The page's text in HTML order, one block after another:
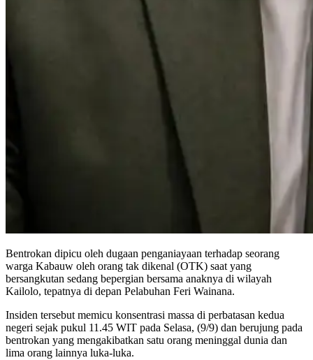
Bentrokan dipicu oleh dugaan penganiayaan terhadap seorang
warga Kabauw oleh orang tak dikenal (OTK) saat yang
bersangkutan sedang bepergian bersama anaknya di wilayah
Kailolo, tepatnya di depan Pelabuhan Feri Wainana.
Insiden tersebut memicu konsentrasi massa di perbatasan kedua
negeri sejak pukul 11.45 WIT pada Selasa, (9/9) dan berujung pada
bentrokan yang mengakibatkan satu orang meninggal dunia dan
lima orang lainnya luka-luka.